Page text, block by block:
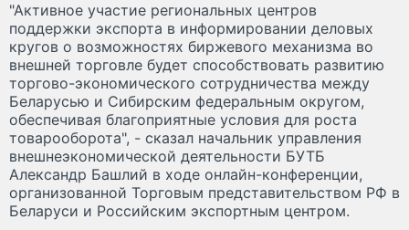
"Активное участие региональных центров
поддержки экспорта в информировании деловых
кругов о возможностях биржевого механизма во
внешней торговле будет способствовать развитию
торгово-экономического сотрудничества между
Беларусью и Сибирским федеральным округом,
обеспечивая благоприятные условия для роста
товарооборота", - сказал начальник управления
внешнеэкономической деятельности БУТБ
Александр Башлий в ходе онлайн-конференции,
организованной Торговым представительством РФ в
Беларуси и Российским экспортным центром.